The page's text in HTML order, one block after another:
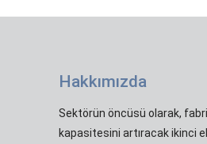
Hakkımızda
Sektörün öncüsü olarak,
kapasitesini artıracak ikinci